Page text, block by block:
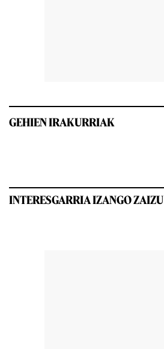
GEHIEN IRAKURRIAK
INTERESGARRIA IZANGO ZAIZU